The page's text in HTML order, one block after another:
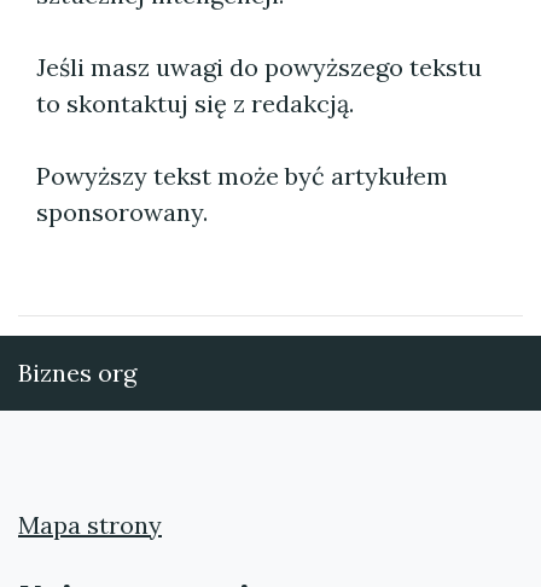
Jeśli masz uwagi do powyższego tekstu
to skontaktuj się z redakcją.
Powyższy tekst może być artykułem
sponsorowany.
Biznes org
Mapa strony